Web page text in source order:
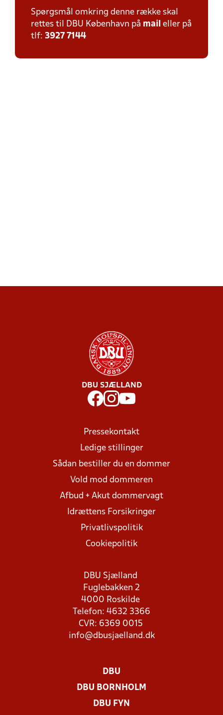
Spørgsmål omkring denne række skal
rettes til DBU København på mail eller på
tlf: 3927 7144
DBU SJÆLLAND
Pressekontakt
Ledige stillinger
Sådan bestiller du en dommer
Vold mod dommeren
Afbud + Akut dommervagt
Idrættens Forsikringer
Privatlivspolitik
Cookiepolitik
DBU Sjælland
Fuglebakken 2
4000 Roskilde
Telefon: 4632 3366
CVR: 6369 0015
info@dbusjaelland.dk
DBU
DBU BORNHOLM
DBU FYN